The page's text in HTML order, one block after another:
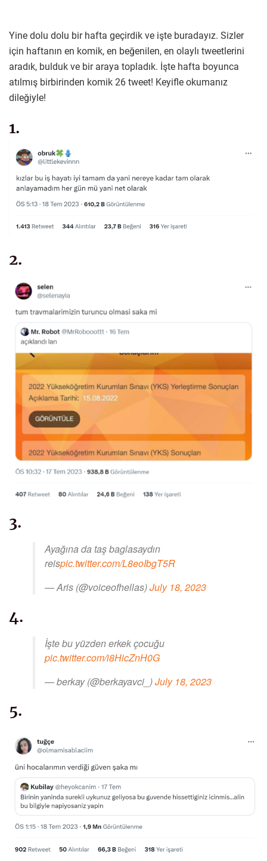
Yine dolu dolu bir hafta geçirdik ve işte buradayız. Sizler
için haftanın en komik, en beğenilen, en olaylı tweetlerini
aradık, bulduk ve bir araya topladık. İşte hafta boyunca
atılmış birbirinden komik 26 tweet! Keyifle okumanız
dileğiyle!
1.
2.
3.
Ayağına da taş baglasaydın
reispic.twitter.com/L8eoIbgT5R
— Aris (@voiceofhellas)July 18, 2023
4.
İşte bu yüzden erkek çocuğu
pic.twitter.com/i8HicZnH0G
— berkay (@berkayavci_)July 18, 2023
5.